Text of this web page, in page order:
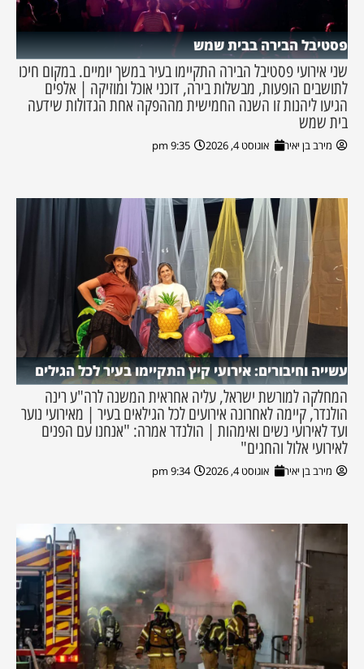
פסטיבל הבירה בבית שמש
שני אירועי פסטיבל הבירה התקיימו בעיר במשך יומיים. במקום חיכו
לתושבים הופעות, מבשלות בירה, דוכני אוכל ומוזיקה | אלפים
הגיעו ליהנות זו השנה החמישית מההפקה אחת הגדולות שידעה
בית שמש
מירב בן יאיר אוגוסט 4, 2026 9:35 pm
עשייה וחיבורים: אירועי קיץ התקיימו בעיר לכל הגילים
המחלקה למורשת ישראל, עליה אחראית המשנה לרה"ע רינה
הולנדר, קיימה לאחרונה אירועים לכל הגילאים בעיר | מאירועי נוער
ועד לאירועי נשים ואימהות | הולנדר אמרה: "אנחנו עם הפנים
לאירועי אלול והחגים"
מירב בן יאיר אוגוסט 4, 2026 9:34 pm